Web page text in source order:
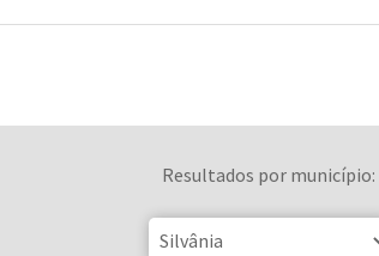
Resultados por município: